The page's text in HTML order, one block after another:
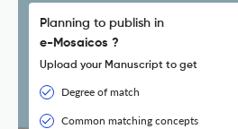
Planning to publish in
e-Mosaicos ?
Upload your Manuscript to get
Degree of match
Common matching concepts